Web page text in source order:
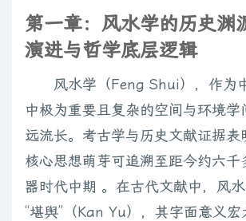
第一章：风水学的历史渊
演进与哲学底层逻辑
风水学（Feng Shui），作为
中极为重要且复杂的空间与环境学
远流长。考古学与历史文献证据表
核心思想萌芽可追溯至距今约六千
器时代中期 。在古代文献中，风
“堪舆”（Kan Yu），其字面意义